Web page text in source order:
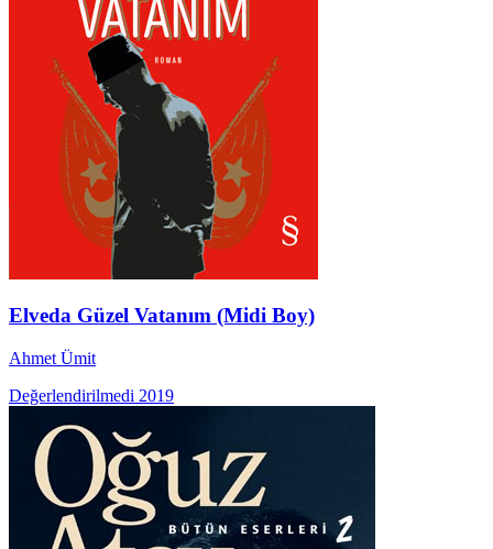
Elveda Güzel Vatanım (Midi Boy)
Ahmet Ümit
Değerlendirilmedi 2019